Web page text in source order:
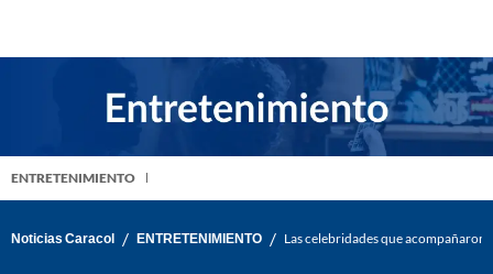
ENTRETENIMIENTO
Noticias Caracol / ENTRETENIMIENTO / Las celebridades que acompañaron